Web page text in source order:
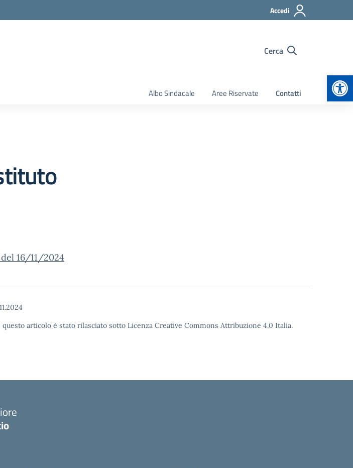
Accedi
Cerca
Albo Sindacale Aree Riservate Contatti
16/11/2024
articolo è stato rilasciato sotto Licenza Creative Commons Attribuzione 4.0 Italia.